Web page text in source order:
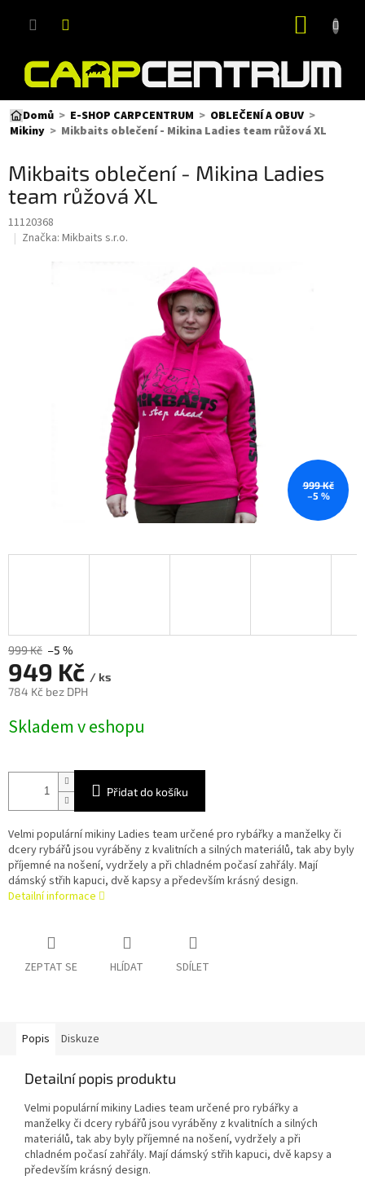
Domů E-SHOP CARPCENTRUM
OBLEČENÍ A OBUV
Mikiny
Mikbaits oblečení - Mikina Ladies team růžová XL
Mikbaits oblečení - Mikina Ladies
team růžová XL
11120368
Značka: Mikbaits s.r.o.
999 Kč
–5 %
999 Kč –5 %
949 Kč / ks
784 Kč bez DPH
cena:
Skladem v eshopu
Přidat do košíku
Velmi populární mikiny Ladies team určené pro rybářky a manželky či
dcery rybářů jsou vyráběny z kvalitních a silných materiálů, tak aby byly
příjemné na nošení, vydržely a při chladném počasí zahřály. Mají
dámský střih kapuci, dvě kapsy a především krásný design.
Detailní informace
ZEPTAT SE HLÍDAT SDÍLET
Popis Diskuze
Detailní popis produktu
Velmi populární mikiny Ladies team určené pro rybářky a
manželky či dcery rybářů jsou vyráběny z kvalitních a silných
materiálů, tak aby byly příjemné na nošení, vydržely a při
chladném počasí zahřály. Mají dámský střih kapuci, dvě kapsy a
především krásný design.